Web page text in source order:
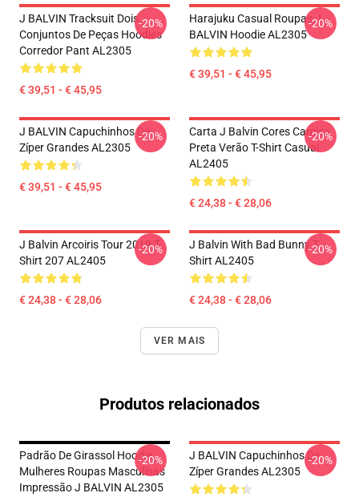
J BALVIN Tracksuit Dois
Conjuntos De Peças Hoodies
Corredor Pant AL2305
€ 39,51 - € 45,95
-20%
Harajuku Casual Roupas J
BALVIN Hoodie AL2305
€ 39,51 - € 45,95
-20%
J BALVIN Capuchinhos De
Zíper Grandes AL2305
€ 39,51 - € 45,95
-20%
Carta J Balvin Cores Camisa
Preta Verão T-Shirt Casual
AL2405
€ 24,38 - € 28,06
-20%
J Balvin Arcoiris Tour 2019 T-
Shirt 207 AL2405
€ 24,38 - € 28,06
-20%
J Balvin With Bad Bunny T
Shirt AL2405
€ 24,38 - € 28,06
-20%
VER MAIS
Produtos relacionados
Padrão De Girassol Hoodie
Mulheres Roupas Masculinas
Impressão J BALVIN AL2305
-20%
J BALVIN Capuchinhos De
Zíper Grandes AL2305
-20%